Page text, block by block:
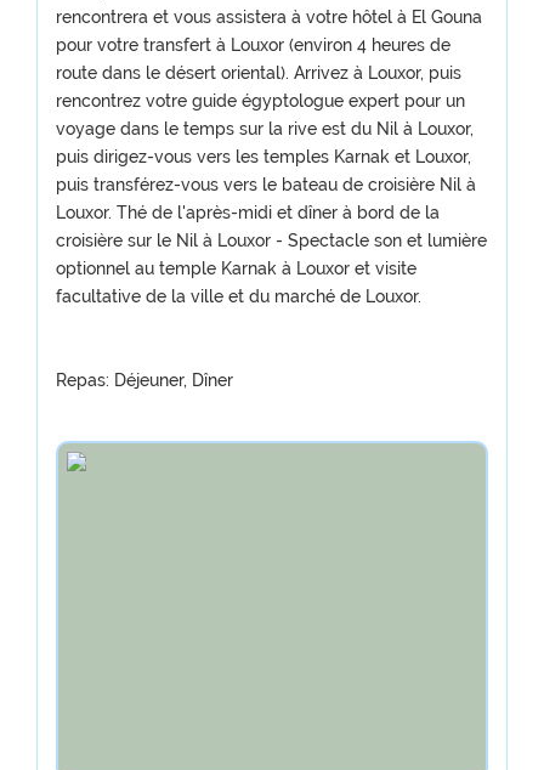
rencontrera et vous assistera à votre hôtel à El Gouna
pour votre transfert à Louxor (environ 4 heures de
route dans le désert oriental). Arrivez à Louxor, puis
rencontrez votre guide égyptologue expert pour un
voyage dans le temps sur la rive est du Nil à Louxor,
puis dirigez-vous vers les temples Karnak et Louxor,
puis transférez-vous vers le bateau de croisière Nil à
Louxor. Thé de l'après-midi et dîner à bord de la
croisière sur le Nil à Louxor - Spectacle son et lumière
optionnel au temple Karnak à Louxor et visite
facultative de la ville et du marché de Louxor.
Repas: Déjeuner, Dîner